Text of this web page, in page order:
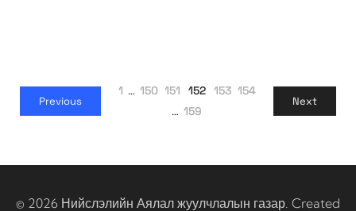
Previous
1 … 150 151 152 153 154
… 159
Next
© 2026 Нийслэлийн Аялал жуулчлалын газар. Created